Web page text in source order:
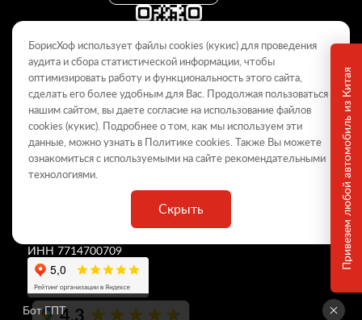
Привезем любой автомобиль из Китая
© 2009–2026
Данный интернет-сайт носит информационный характер и не
является публичной офертой, определяемой положениями Статьи
437 ГК РФ. Для получения подробной информации обращайтесь в
дилерские центры.
БорисХоф Холдинг»
ИНН 7714700709
4,3
БорисХоф использует файлы cookies (кукиc) для проведения
аудита и сбора статистической информации, чтобы
оптимизировать работу и функциональность этого сайта,
сделать его более удобным для Вас. Продолжая пользоваться
нашим сайтом, вы даете согласие на использование файлов
cookies (кукиc). Подробнее о том, как мы используем эти
данные, можно узнать в Политикеcookies. Также Вы можете
ознакомиться с используемыми на сайте рекомендательными
технологиями.
Скрыть
Бот ГПТ